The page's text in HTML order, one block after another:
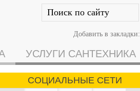
Добавить в закладки:
УСЛУГИ САНТЕХНИКА
СОЦИАЛЬНЫЕ СЕТИ